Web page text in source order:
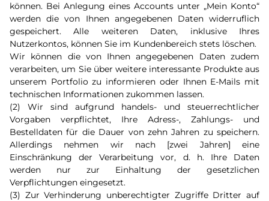
können. Bei Anlegung eines Accounts unter „Mein Konto“
werden die von Ihnen angegebenen Daten widerruflich
gespeichert. Alle weiteren Daten, inklusive Ihres
Nutzerkontos, können Sie im Kundenbereich stets löschen.
Wir können die von Ihnen angegebenen Daten zudem
verarbeiten, um Sie über weitere interessante Produkte aus
unserem Portfolio zu informieren oder Ihnen E-Mails mit
technischen Informationen zukommen lassen.
(2) Wir sind aufgrund handels- und steuerrechtlicher
Vorgaben verpflichtet, Ihre Adress-, Zahlungs- und
Bestelldaten für die Dauer von zehn Jahren zu speichern.
Allerdings nehmen wir nach [zwei Jahren] eine
Einschränkung der Verarbeitung vor, d. h. Ihre Daten
werden nur zur Einhaltung der gesetzlichen
Verpflichtungen eingesetzt.
(3) Zur Verhinderung unberechtigter Zugriffe Dritter auf